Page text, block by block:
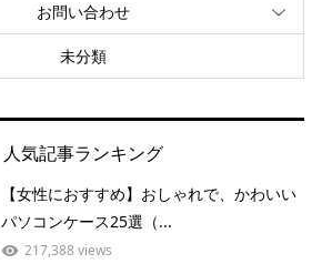
お問い合わせ
未分類
人気記事ランキング
【女性におすすめ】おしゃれで、かわいい
パソコンケース25選（...
217,388 views